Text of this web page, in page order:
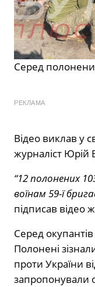
Серед
РЕКЛАМА
Відео виклав у
журналіст Юрій
“12 полонених
воїнам 59-ї
підписав відео
Серед окупантів
Полонені
проти України
запропонували